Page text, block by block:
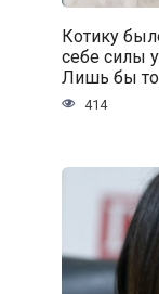
Котику
себе силы
Лишь бы
414